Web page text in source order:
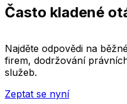
Často kladené
Najděte odpovědi na
firem, dodržování
služeb.
Zeptat se nyní